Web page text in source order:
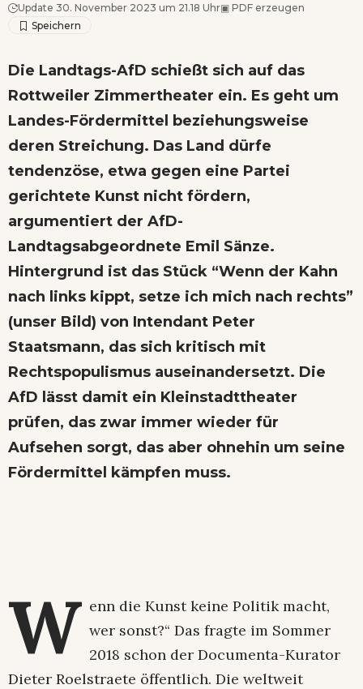
Update 30. November 2023 um 21.18 Uhr▣ PDF erzeugen
Die Landtags-AfD schießt sich auf das
Rottweiler Zimmertheater ein. Es geht um
Landes-Fördermittel beziehungsweise
deren Streichung. Das Land dürfe
tendenzöse, etwa gegen eine Partei
gerichtete Kunst nicht fördern,
argumentiert der AfD-
Landtagsabgeordnete Emil Sänze.
Hintergrund ist das Stück “Wenn der Kahn
nach links kippt, setze ich mich nach rechts”
(unser Bild) von Intendant Peter
Staatsmann, das sich kritisch mit
Rechtspopulismus auseinandersetzt. Die
AfD lässt damit ein Kleinstadttheater
prüfen, das zwar immer wieder für
Aufsehen sorgt, das aber ohnehin um seine
Fördermittel kämpfen muss.
W enn die Kunst keine Politik macht,
wer sonst?“ Das fragte im Sommer
2018 schon der Documenta-Kurator
Dieter Roelstraete öffentlich. Die weltweit